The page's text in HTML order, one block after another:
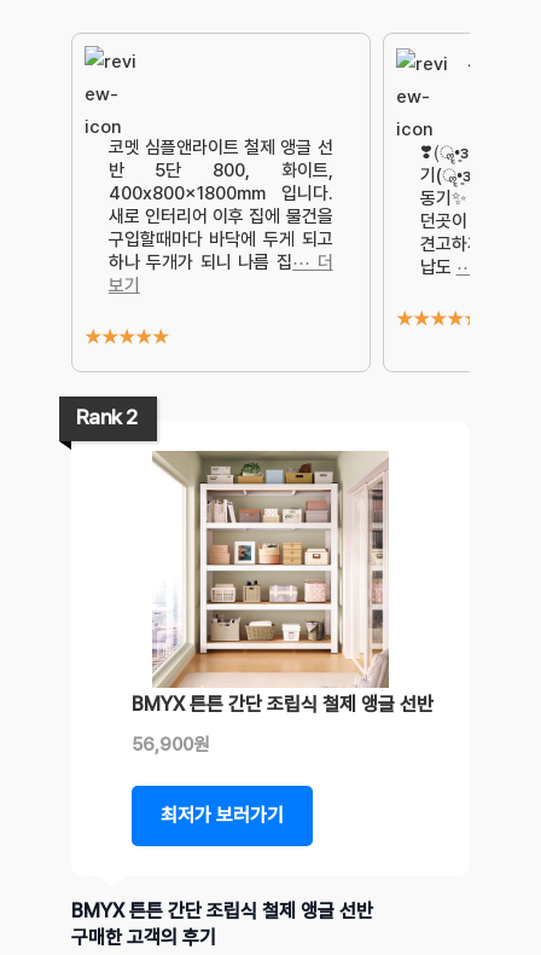
코멧 심플앤라이트 철제 앵글 선
반 5단 800, 화이트,
400x800x1800mm 입니다.
새로 인터리어 이후 집에 물건을
구입할때마다 바닥에 두게 되고
하나 두개가 되니 나름 집⋯ 더
보기
★★★★★
꼬꼬의 솔
❣️(ॣ•͈з•͈ ॣ) 꼬꼬
기(ॣ•͈з•͈ ॣ)❣️⸜₍๑
동기✨️기존의
던곳이 플라스
견고하게 바구
납도 ⋯ 더보기
★★★★★
Rank 2
BMYX 튼튼 간단 조립식 철제 앵글 선반
56,900원
최저가 보러가기
BMYX 튼튼 간단 조립식 철제 앵글 선반
구매한 고객의 후기